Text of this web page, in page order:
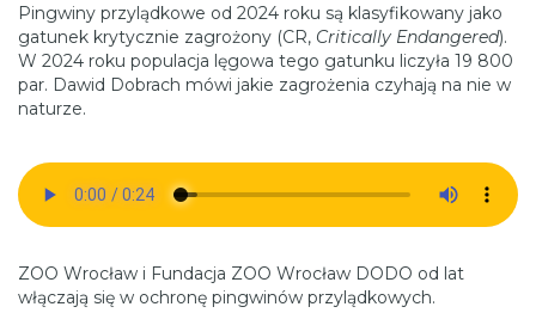
Pingwiny przylądkowe od 2024 roku są klasyfikowany jako
gatunek krytycznie zagrożony (CR, Critically Endangered).
W 2024 roku populacja lęgowa tego gatunku liczyła 19 800
par. Dawid Dobrach mówi jakie zagrożenia czyhają na nie w
naturze.
ZOO Wrocław i Fundacja ZOO Wrocław DODO od lat
włączają się w ochronę pingwinów przylądkowych.